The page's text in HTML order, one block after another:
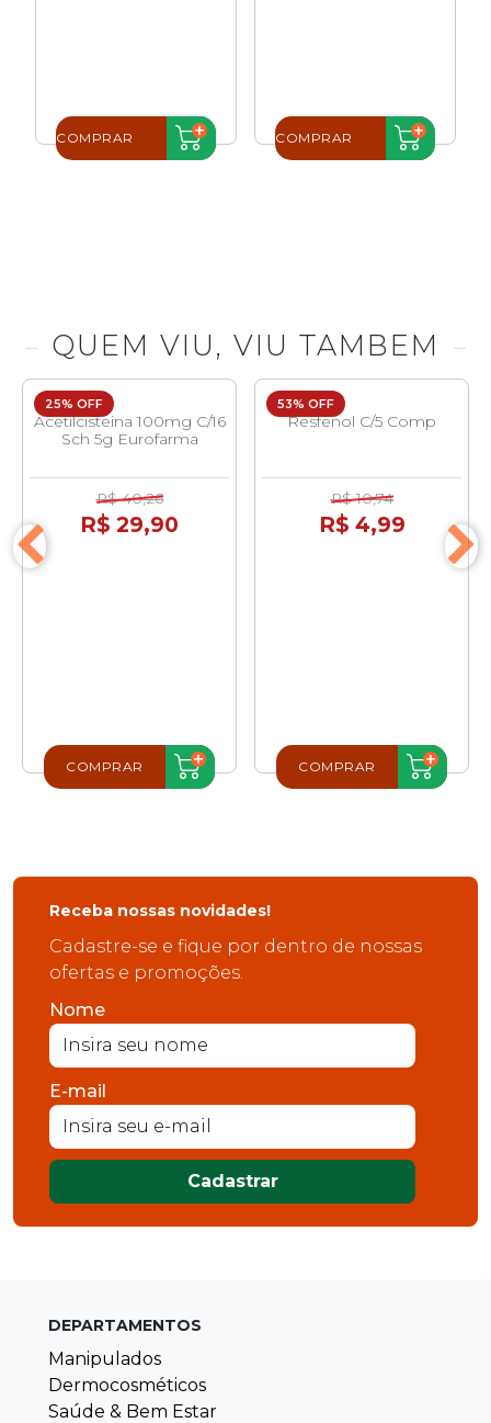
COMPRAR COMPRAR
QUEM VIU, VIU TAMBEM
25% OFF
Acetilcisteina 100mg C/16
Sch 5g Eurofarma
R$ 40,26
R$ 29,90
COMPRAR
53% OFF
Resfenol C/5 Comp
R$ 10,74
R$ 4,99
COMPRAR
Receba nossas novidades!
Cadastre-se e fique por dentro de nossas
ofertas e promoções.
Nome
E-mail
Cadastrar
DEPARTAMENTOS
Manipulados
Dermocosméticos
Saúde & Bem Estar